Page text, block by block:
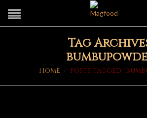
Tag
Home / Posts tagged